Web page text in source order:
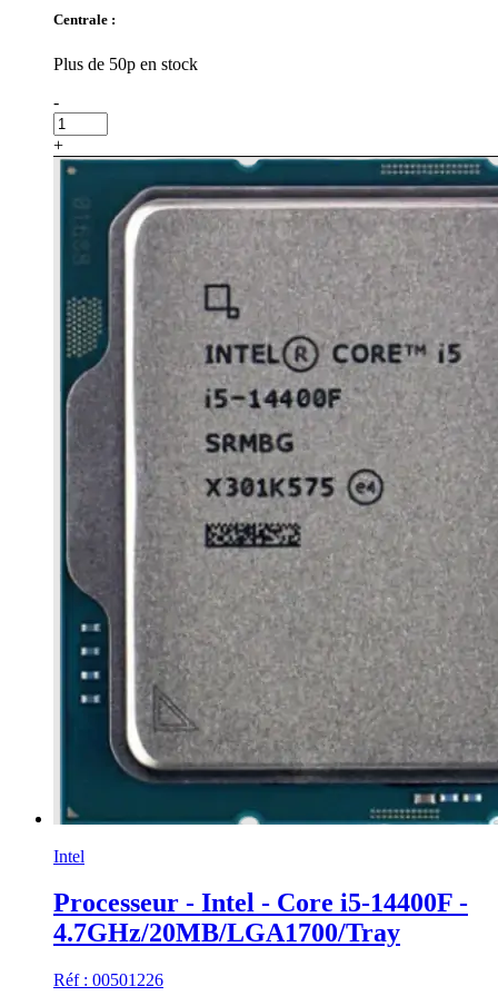
Centrale :
Plus de 50p en stock
-
+
Intel
Processeur - Intel - Core i5-14400F -
4.7GHz/20MB/LGA1700/Tray
Réf : 00501226